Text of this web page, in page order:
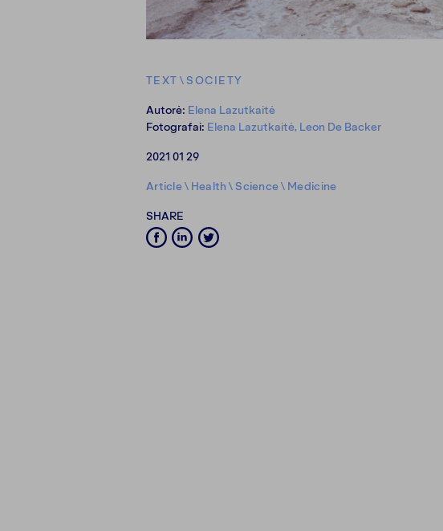
TEXT \ SOCIETY
Autorė: Elena Lazutkaitė
Fotografai: Elena Lazutkaitė, Leon De Backer
2021 01 29
Article\ Health \ Science\ Medicine
SHARE